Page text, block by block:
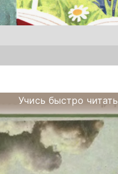
Учись быстро читать